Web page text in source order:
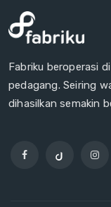
Fabriku beroperasi
pedagang. Seiring
dihasilkan semakin